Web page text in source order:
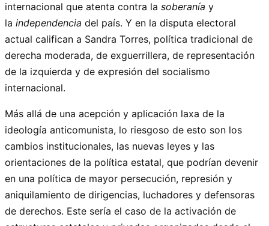
internacional que atenta contra la soberanía y
la independencia del país. Y en la disputa electoral
actual califican a Sandra Torres, política tradicional de
derecha moderada, de exguerrillera, de representación
de la izquierda y de expresión del socialismo
internacional.
Más allá de una acepción y aplicación laxa de la
ideología anticomunista, lo riesgoso de esto son los
cambios institucionales, las nuevas leyes y las
orientaciones de la política estatal, que podrían devenir
en una política de mayor persecución, represión y
aniquilamiento de dirigencias, luchadores y defensoras
de derechos. Este sería el caso de la activación de